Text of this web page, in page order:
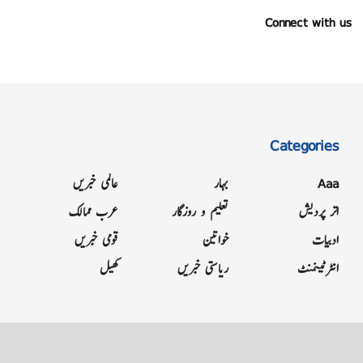
Connect with us
Categories
Aaa
اتر پردیش
ادبیات
انٹرٹینمنٹ
بہار
تعلیم و روزگار
خواتین
ریاستی خبریں
عالمی خبریں
عرب ممالک
قومی خبریں
کھیل